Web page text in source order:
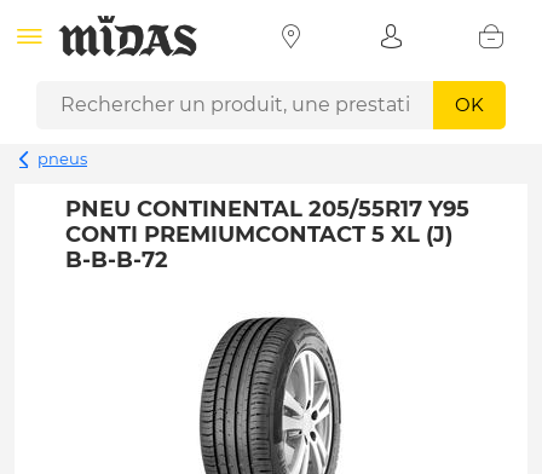
OK
pneus
PNEU CONTINENTAL 205/55R17 Y95
CONTI PREMIUMCONTACT 5 XL (J)
B-B-B-72